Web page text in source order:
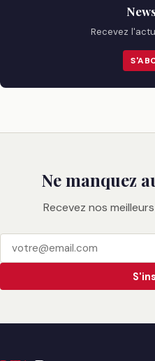
Recevez
Ne manquez
Recevez nos